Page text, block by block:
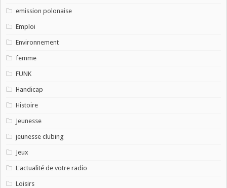
emission polonaise
Emploi
Environnement
femme
FUNK
Handicap
Histoire
Jeunesse
jeunesse clubing
Jeux
L'actualité de votre radio
Loisirs